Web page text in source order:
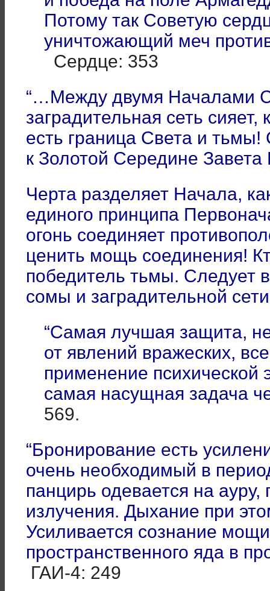
Потому так Советую
уничтожающий меч
Сердце: 353
“…Между двумя Началами
заградительная сеть сияет,
есть граница Света и
к Золотой Середине
Черта разделяет Начала,
единого принципа
огонь соединяет
ценить мощь соединения!
победитель тьмы. Следует
сомы и заградительной
“Самая лучшая защита,
от явлений вражеских,
применение психической
самая насущная задача
569.
“Бронирование есть
очень необходимый в
панцирь одевается на
излучения. Дыхание при
Усиливается сознание
пространственного яда в
ГАИ-4: 249